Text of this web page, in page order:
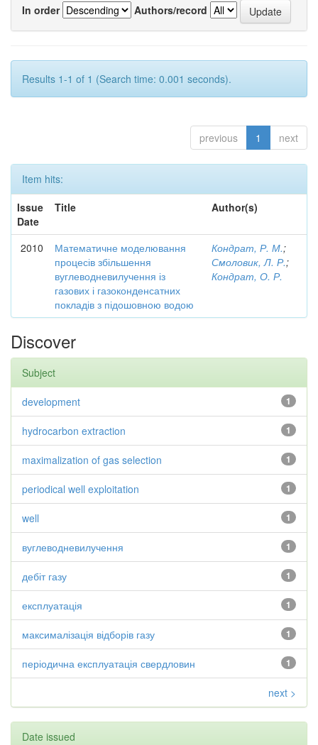
In order
Authors/record
Results 1-1 of 1 (Search time: 0.001 seconds).
previous 1 next
Item hits:
Issue
Date
Title Author(s)
2010
Математичне моделювання
процесів збільшення
вуглеводневилучення із
газових і газоконденсатних
покладів з підошовною водою
Кондрат, Р. М.;
Смоловик, Л. Р.;
Кондрат, О. Р.
Discover
Subject
1
development
1
hydrocarbon extraction
1
maximalization of gas selection
1
periodical well exploitation
1
well
1
вуглеводневилучення
1
дебіт газу
1
експлуатація
1
максималізація відборів газу
1
періодична експлуатація свердловин
next >
Date issued